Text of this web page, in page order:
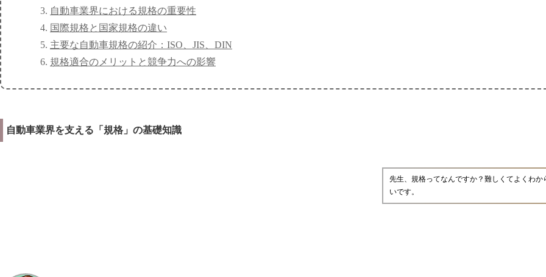
自動車業界における規格の重要性
国際規格と国家規格の違い
主要な自動車規格の紹介：ISO、JIS、DIN
規格適合のメリットと競争力への影響
自動車業界を支える「規格」の基礎知識
先生、規格ってなんですか？難しくてよくわか
いです。